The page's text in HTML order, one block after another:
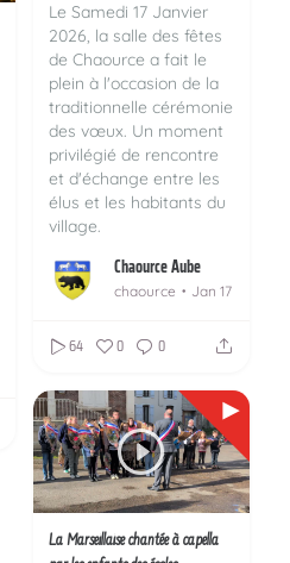
Le Samedi 17 Janvier
2026, la salle des fêtes
de Chaource a fait le
plein à l'occasion de la
traditionnelle cérémonie
des vœux. Un moment
privilégié de rencontre
et d'échange entre les
élus et les habitants du
village.
...
Chaource Aube
chaource Jan 17
64 0 0
La Marseillaise chantée à capella